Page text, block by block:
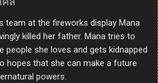
team at the fireworks display Mana
killed her father. Mana tries to
she loves and gets kidnapped
hopes that she can make a future
powers.